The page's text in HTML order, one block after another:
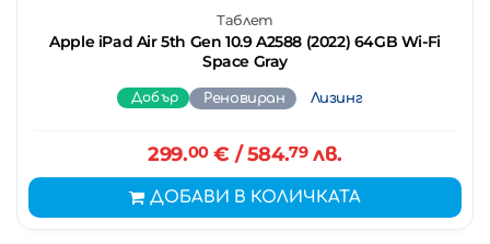
Таблет
Apple iPad Air 5th Gen 10.9 A2588 (2022) 64GB Wi-Fi
Space Gray
Добър Реновиран Лизинг
299.00€ / 584.79лв.
ДОБАВИ В КОЛИЧКАТА